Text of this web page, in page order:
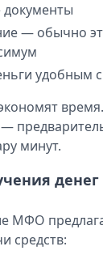
документы
— обычно
удобным
минут.
денег
МФО
средств: